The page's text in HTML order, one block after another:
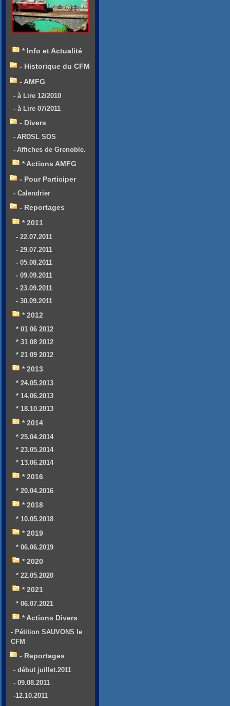
* Info et Actualité
- Historique du CFM
- AMFG
- à Lire 12/2010
- à Lire 07/2011
- Divers
- ARDSL SOS
- Affiches de Grenoble.
* Actions AMFG
- Pour Participer
- Calendrier
- Reportages
* 2011
- 22.07.2011
- 29.07.2011
- 05.08.2011
- 09.09.2011
- 23.09.2011
- 30.09.2011
* 2012
* 01 06 2012
* 31 08 2012
* 21 09 2012
* 2013
* 24.05.2013
* 14.06.2013
* 18.10.2013
* 2014
* 25.04.2014
* 23.05.2014
* 13.06.2014
* 2016
* 20.04.2016
* 2018
* 10.05.2018
* 2019
* 06.06.2019
* 2020
* 22.05.2020
* 2021
* 06.07.2021
* Actions Divers
- Pétition SAUVONS le
CFM
- Reportages
- début juillet.2011
- 09.08.2011
-12.10.2011